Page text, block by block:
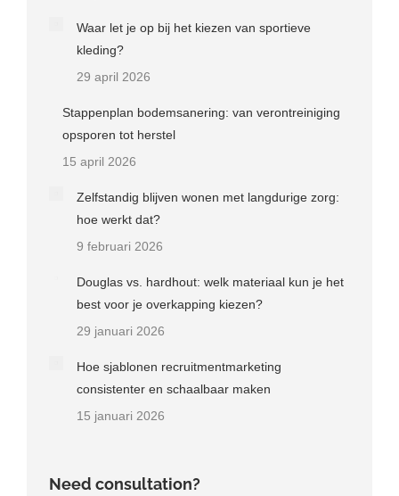
Waar let je op bij het kiezen van sportieve
kleding?
29 april 2026
Stappenplan bodemsanering: van verontreiniging
opsporen tot herstel
15 april 2026
Zelfstandig blijven wonen met langdurige zorg:
hoe werkt dat?
9 februari 2026
Douglas vs. hardhout: welk materiaal kun je het
best voor je overkapping kiezen?
29 januari 2026
Hoe sjablonen recruitmentmarketing
consistenter en schaalbaar maken
15 januari 2026
Need consultation?